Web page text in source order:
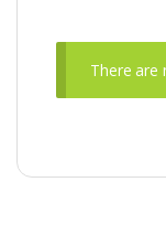
There are